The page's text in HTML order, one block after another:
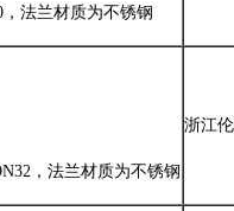
法兰材质为不锈钢
，法兰材质为不锈钢
浙江